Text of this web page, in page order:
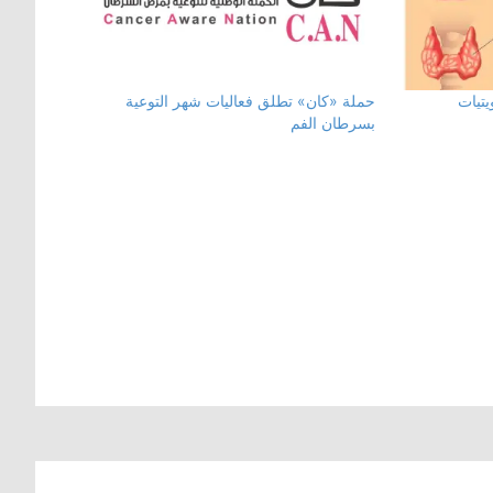
حملة «كان» تطلق فعاليات شهر التوعية
بسرطان الفم